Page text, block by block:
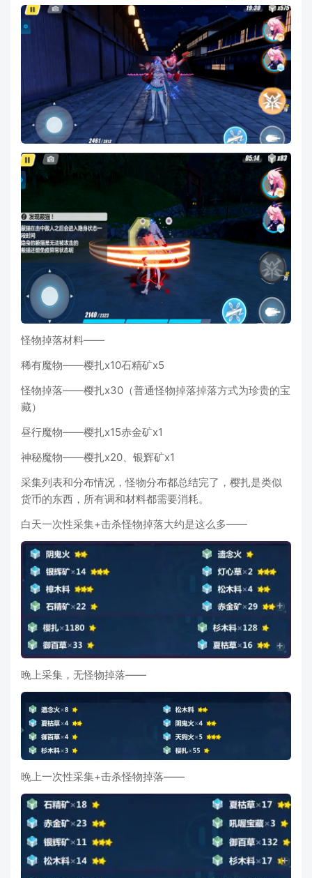
怪物掉落材料——
稀有魔物——樱扎x10石精矿x5
怪物掉落——樱扎x30（普通怪物掉落掉落方式为珍贵的宝
藏）
昼行魔物——樱扎x15赤金矿x1
神秘魔物——樱扎x20、银辉矿x1
采集列表和分布情况，怪物分布都总结完了，樱扎是类似
货币的东西，所有调和材料都需要消耗。
白天一次性采集+击杀怪物掉落大约是这么多——
晚上采集，无怪物掉落——
晚上一次性采集+击杀怪物掉落——